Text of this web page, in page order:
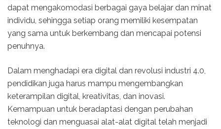
dapat mengakomodasi berbagai gaya belajar dan minat
individu, sehingga setiap orang memiliki kesempatan
yang sama untuk berkembang dan mencapai potensi
penuhnya.
Dalam menghadapi era digital dan revolusi industri 4.0,
pendidikan juga harus mampu mengembangkan
keterampilan digital, kreativitas, dan inovasi.
Kemampuan untuk beradaptasi dengan perubahan
teknologi dan menguasai alat-alat digital telah menjadi